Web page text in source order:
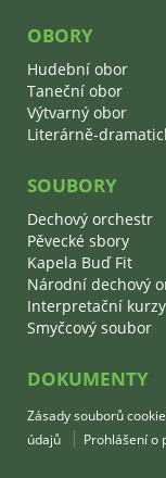
OBORY
Hudební obor
Taneční obor
Výtvarný obor
Literárně-
SOUBORY
Dechový orchestr
Pěvecké sbory
Kapela Buď Fit
Národní dechový
Interpretační kurzy
Smyčcový soubor
DOKUMENTY
Zásady souborů
údajů
Prohlášení o